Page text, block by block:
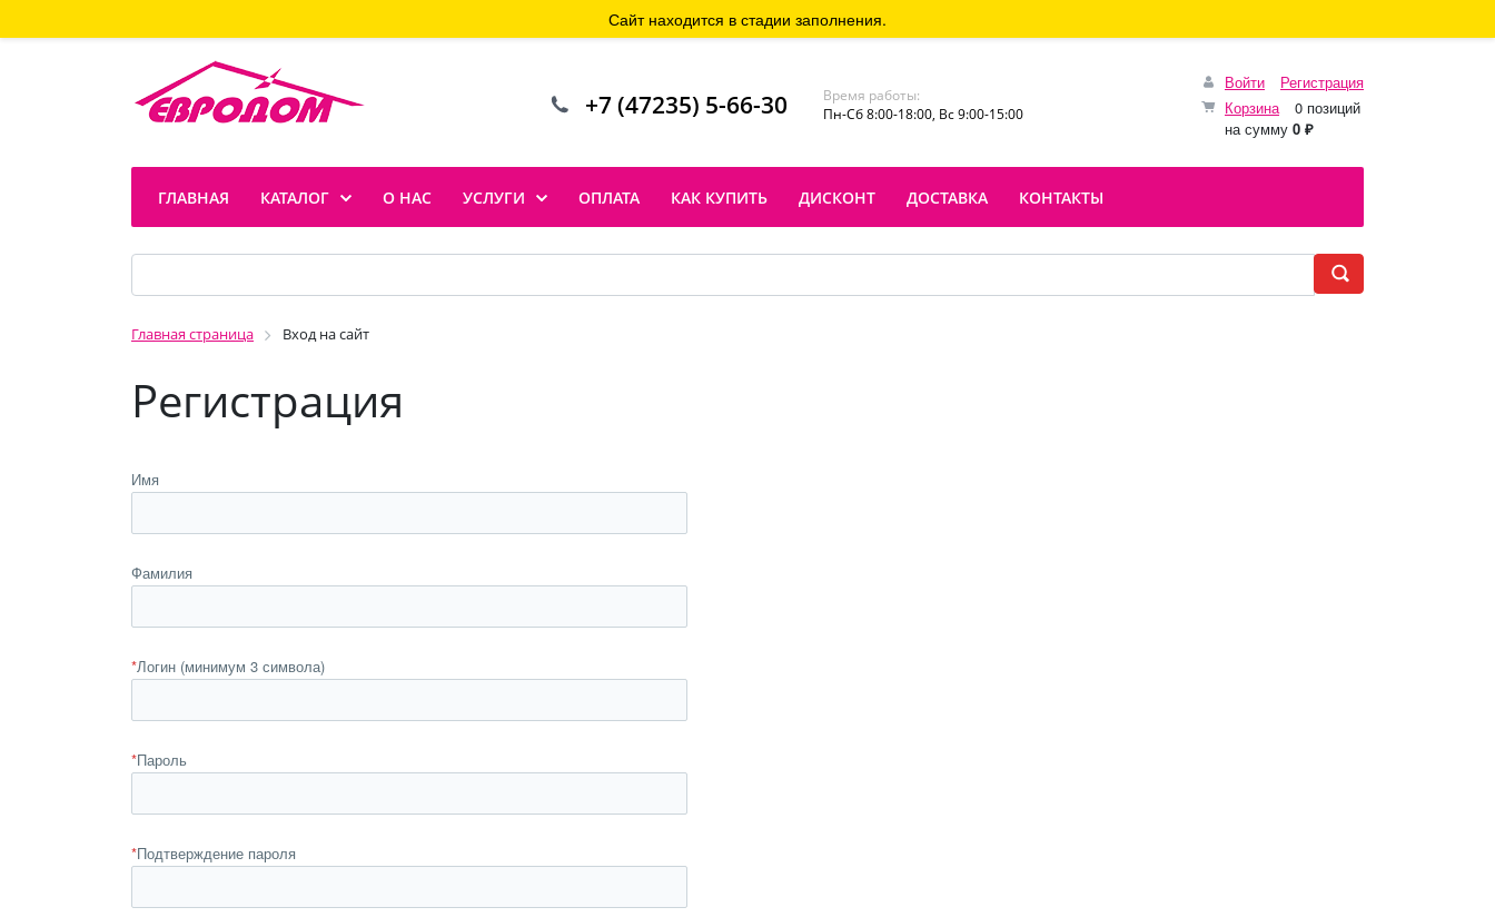
Войти
Регистрация
Корзина
0 позиций
на сумму 0 ₽
+7 (47235) 5-66-30
Время работы:
Пн-Сб 8:00-18:00, Вс 9:00-15:00
ГЛАВНАЯ КАТАЛОГ О НАС УСЛУГИ ОПЛАТА КАК КУПИТЬ ДИСКОНТ ДОСТАВКА КОНТАКТЫ
Главная страница Вход на сайт
Регистрация
Сайт находится в стадии заполнения.
Имя
Фамилия
*Логин (минимум 3 символа)
*Пароль
*Подтверждение пароля